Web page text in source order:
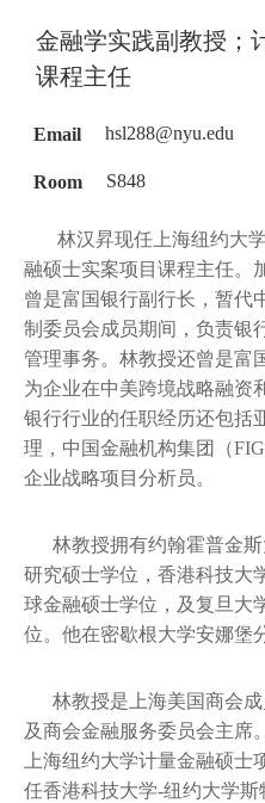
金融学实践副教授；
课程主任
Email hsl288@nyu.edu
Room S848
林汉昇现任上海纽约大学
融硕士实案项目课程主任。
曾是富国银行副行长，暂代
制委员会成员期间，负责银
管理事务。林教授还曾是富
为企业在中美跨境战略融资
银行行业的任职经历还包括
理，中国金融机构集团（
企业战略项目分析员。
林教授拥有约翰霍普金斯
研究硕士学位，香港科技大
球金融硕士学位，及复旦大
位。他在密歇根大学安娜堡
林教授是上海美国商会成
及商会金融服务委员会主席
上海纽约大学计量金融硕士
任香港科技大学-纽约大学